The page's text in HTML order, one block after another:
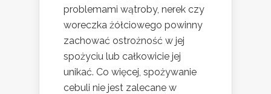
problemami wątroby, nerek czy
woreczka żółciowego powinny
zachować ostrożność w jej
spożyciu lub całkowicie jej
unikać. Co więcej, spożywanie
cebuli nie jest zalecane w